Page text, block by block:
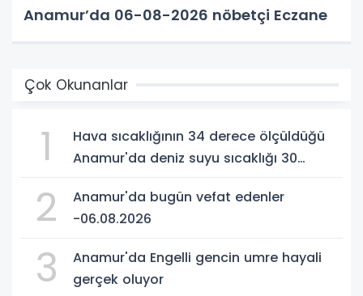
Anamur’da 06-08-2026 nöbetçi Eczane
Çok Okunanlar
1
Hava sıcaklığının 34 derece ölçüldüğü
Anamur'da deniz suyu sıcaklığı 30
2
Anamur'da bugün vefat edenler
-06.08.2026
3
Anamur'da Engelli gencin umre hayali
gerçek oluyor